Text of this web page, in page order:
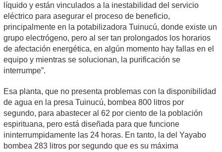
líquido y están vinculados a la inestabilidad del servicio
eléctrico para asegurar el proceso de beneficio,
principalmente en la potabilizadora Tuinucú, donde existe un
grupo electrógeno, pero al ser tan prolongados los horarios
de afectación energética, en algún momento hay fallas en el
equipo y mientras se solucionan, la purificación se
interrumpe”.
Esa planta, que no presenta problemas con la disponibilidad
de agua en la presa Tuinucú, bombea 800 litros por
segundo, para abastecer al 62 por ciento de la población
espirituana, pero está diseñada para que funcione
ininterrumpidamente las 24 horas. En tanto, la del Yayabo
bombea 283 litros por segundo que es su máxima